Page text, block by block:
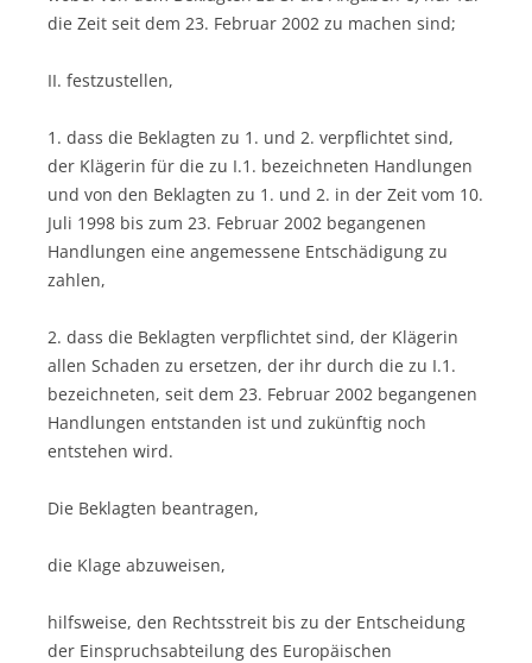
die Zeit seit dem 23. Februar 2002 zu machen sind;
II. festzustellen,
1. dass die Beklagten zu 1. und 2. verpflichtet sind,
der Klägerin für die zu I.1. bezeichneten Handlungen
und von den Beklagten zu 1. und 2. in der Zeit vom 10.
Juli 1998 bis zum 23. Februar 2002 begangenen
Handlungen eine angemessene Entschädigung zu
zahlen,
2. dass die Beklagten verpflichtet sind, der Klägerin
allen Schaden zu ersetzen, der ihr durch die zu I.1.
bezeichneten, seit dem 23. Februar 2002 begangenen
Handlungen entstanden ist und zukünftig noch
entstehen wird.
Die Beklagten beantragen,
die Klage abzuweisen,
hilfsweise, den Rechtsstreit bis zu der Entscheidung
der Einspruchsabteilung des Europäischen